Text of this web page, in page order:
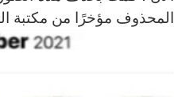
المحذوف مؤخرًا من مكتبة